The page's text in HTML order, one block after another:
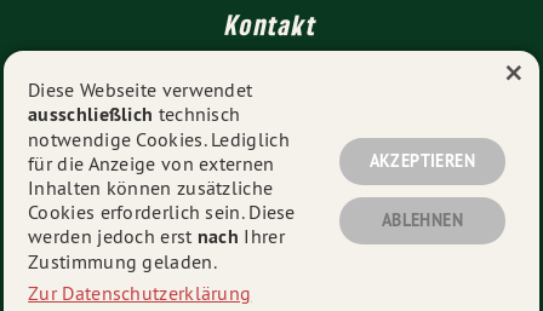
Kontakt
Impressum
Datenschutz
© 2026Tina Winklmann MdB - Alle Rechte vorbehalten.
Diese Webseite verwendet
ausschließlich technisch
notwendige Cookies. Lediglich
für die Anzeige von externen
Inhalten können zusätzliche
Cookies erforderlich sein. Diese
werden jedoch erst nach Ihrer
Zustimmung geladen.
Zur Datenschutzerklärung
AKZEPTIEREN
ABLEHNEN
×